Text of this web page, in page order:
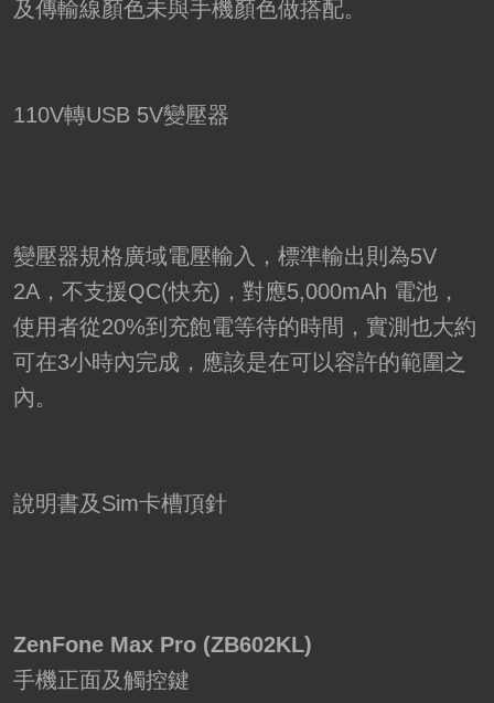
及傳輸線顏色未與手機顏色做搭配。
110V轉USB 5V變壓器
變壓器規格廣域電壓輸入，標準輸出則為5V
2A，不支援QC(快充)，對應5,000mAh 電池，
使用者從20%到充飽電等待的時間，實測也大約
可在3小時內完成，應該是在可以容許的範圍之
內。
說明書及Sim卡槽頂針
ZenFone Max Pro (ZB602KL)
手機正面及觸控鍵